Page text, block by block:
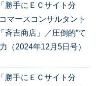
勝手にＥＣサイト分
ースコンサルタント
吉商店」／圧倒的”て
（2024年12月5日号）
勝手にＥＣサイト分